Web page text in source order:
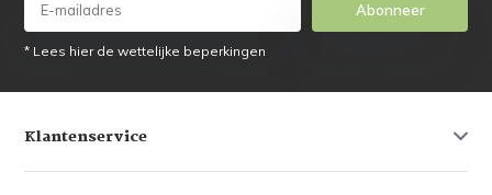
Abonneer
* Lees hier de wettelijke beperkingen
Klantenservice